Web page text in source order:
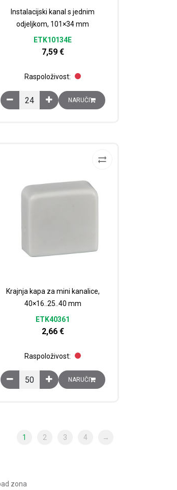
80x60 mm količina
Instalacijski kanal s jednim
odjeljkom, 101×34 mm
ETK10134E
7,59 €
Raspoloživost:
Instalacijski kanal s jednim odjeljkom, 101x34
NARUČI
mm količina
Krajnja kapa za mini kanalice,
40×16..25..40 mm
ETK40361
2,66 €
Raspoloživost:
Krajnja kapa za mini kanalice, 40x16..25..40 mm
NARUČI
1 2 3 4 →
zona